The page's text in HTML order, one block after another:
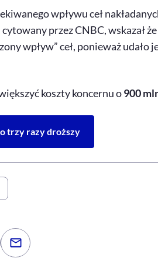
wpływu ceł
przez CNBC, wskazał
wpływ” ceł, ponieważ udało
koszty koncernu o900
trzy razy droższy
na Twitterzena Facebooku
Udostępnij przez e-mail